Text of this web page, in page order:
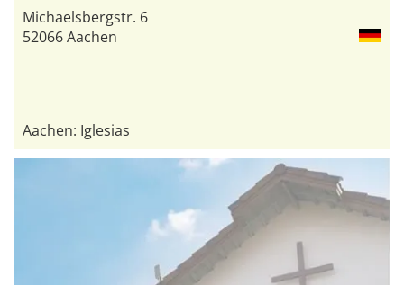
Michaelsbergstr. 6
52066 Aachen
Aachen: Iglesias